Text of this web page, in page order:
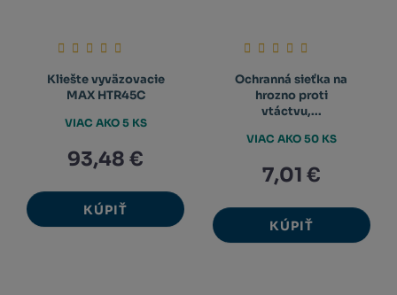
Kliešte vyväzovacie
MAX HTR45C
93,48 €
KÚPIŤ
VIAC AKO 5 KS
Ochranná sieťka na
hrozno proti
vtáctvu,...
7,01 €
KÚPIŤ
VIAC AKO 50 KS